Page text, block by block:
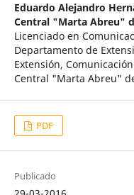
Eduardo Alejandro
Central "Marta Abreu"
Licenciado en
Departamento de
Extensión,
Central "Marta Abreu"
PDF
Publicado